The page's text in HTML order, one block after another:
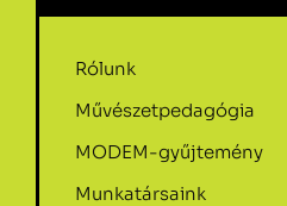
Rólunk
Művészetpedagógia
MODEM-gyűjtemény
Munkatársaink